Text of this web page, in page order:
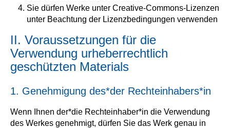
Sie dürfen Werke unter Creative-Commons-Lizenzen
unter Beachtung der Lizenzbedingungen verwenden
II. Voraussetzungen für die
Verwendung urheberrechtlich
geschützten Materials
1. Genehmigung des*der Rechteinhabers*in
Wenn Ihnen der*die Rechteinhaber*in die Verwendung
des Werkes genehmigt, dürfen Sie das Werk genau in